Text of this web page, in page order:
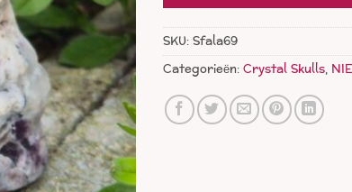
SKU:Sfala69
Categorieën:Crystal Skulls,